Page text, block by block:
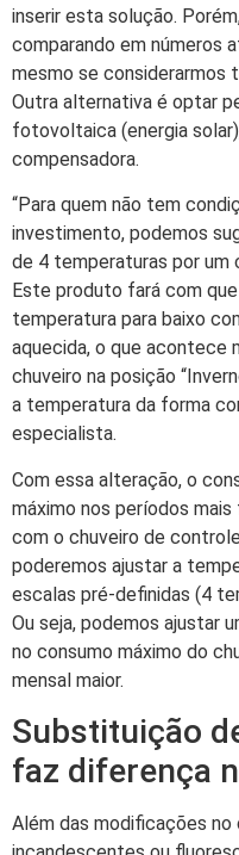
inserir esta solução.
comparando em números
mesmo se considerarmos
Outra alternativa é optar
fotovoltaica (energia
compensadora.
“Para quem não tem
investimento, podemos
de 4 temperaturas por
Este produto fará com
temperatura para baixo
aquecida, o que acontece
chuveiro na posição
a temperatura da forma
especialista.
Com essa alteração, o
máximo nos períodos
com o chuveiro de
poderemos ajustar a
escalas pré-definidas (4
Ou seja, podemos ajustar
no consumo máximo do
mensal maior.
Substituição
faz diferença
Além das modificações no